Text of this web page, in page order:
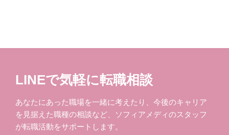
LINEで気軽に転職相談
あなたにあった職場を一緒に考えたり、今後のキャリア
を見据えた職種の相談など、ソフィアメディのスタッフ
が転職活動をサポートします。